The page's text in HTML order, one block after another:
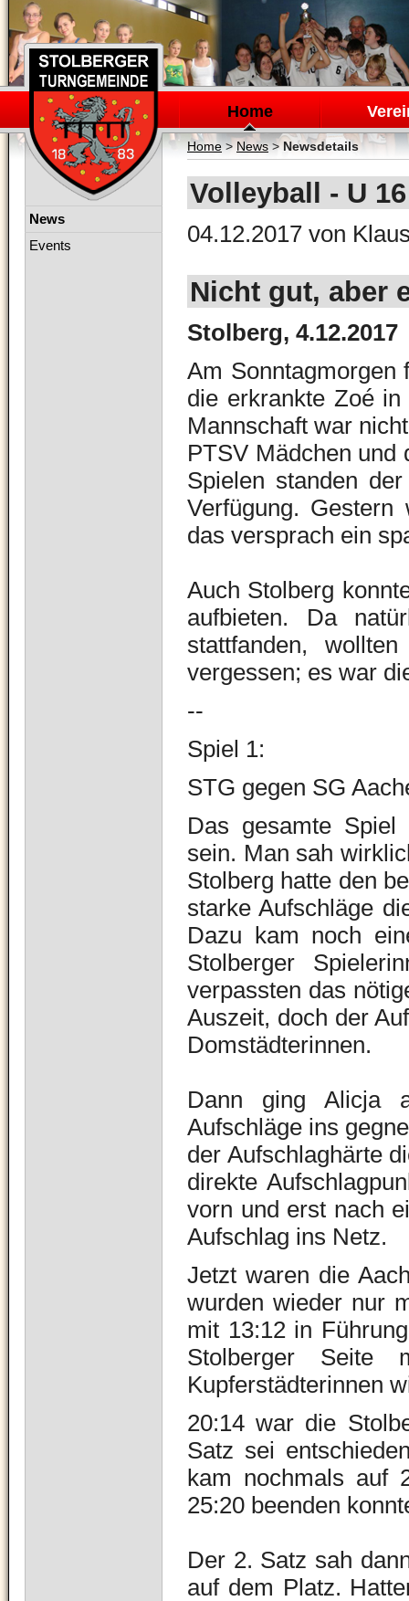
Navigation
überspringen
Home
Home> News>Newsdetails
Volleyball - U
04.12.2017 von
Nicht gut, aber
Stolberg, 4.12.2017
Am Sonntagmorgen
die erkrankte Zoé
Mannschaft war
PTSV Mädchen und
Spielen standen
Verfügung.
das versprach ein
Auch Stolberg
aufbieten. Da
stattfanden,
vergessen; es war
--
Spiel 1:
STG gegen SG
Das gesamte Spiel
sein. Man sah
Stolberg hatte den
starke Aufschläge
Dazu kam noch
Stolberger
verpassten das
Auszeit, doch der
Domstädterinnen.
Dann ging Alicja
Aufschläge ins
der Aufschlaghärte
direkte
vorn und erst nach
Aufschlag ins Netz.
Jetzt waren die
wurden wieder nur
mit 13:12 in
Stolberger Seite
Kupferstädterinnen
20:14 war die
Satz sei
kam nochmals auf
25:20 beenden
Der 2. Satz sah
auf dem Platz.
Navigation
News
Events